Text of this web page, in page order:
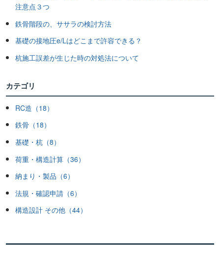
注意点３つ
鉄骨階段の、ササラの検討方法
基礎の接地圧e/Lはどこまで許容できる？
杭施工誤差が生じた時の対処法について
カテゴリ
RC造（18）
鉄骨（18）
基礎・杭（8）
荷重・構造計算（36）
納まり・製品（6）
法規・確認申請（6）
構造設計 その他（44）